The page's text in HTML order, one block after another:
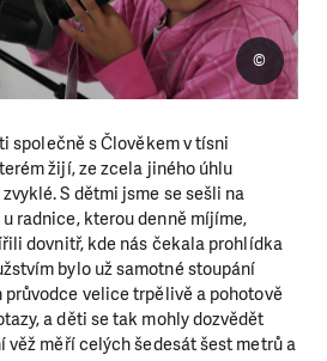
©
společně s Člověkem v tísni
žijí, ze zcela jiného úhlu
S dětmi jsme se sešli na
radnice, kterou denně míjíme,
dovnitř, kde nás čekala prohlídka
bylo už samotné stoupání
průvodce velice trpělivě a pohotově
a děti se tak mohly dozvědět
věž měří celých šedesát šest metrů a